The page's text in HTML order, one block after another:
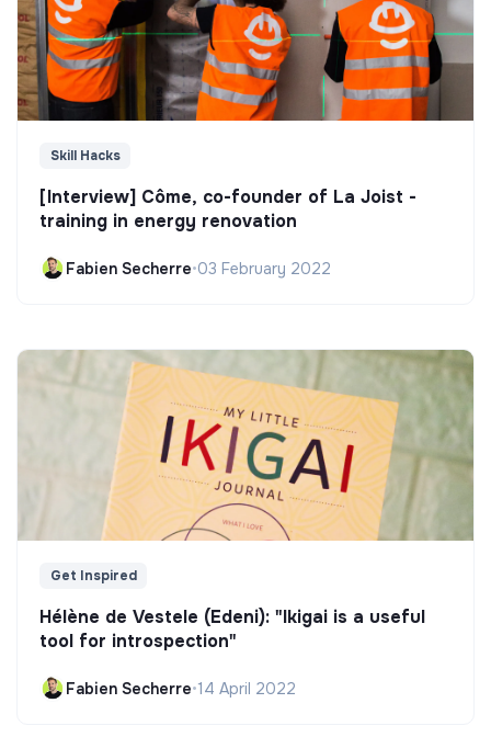
Skill Hacks
[Interview] Côme, co-founder of La Joist -
training in energy renovation
Fabien Secherre•03 February 2022
Get Inspired
Hélène de Vestele (Edeni): "Ikigai is a useful
tool for introspection"
Fabien Secherre•14 April 2022